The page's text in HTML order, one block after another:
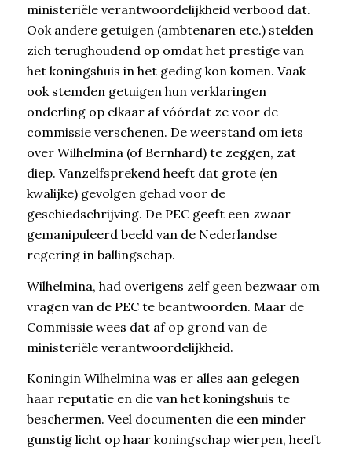
ministeriële verantwoordelijkheid verbood dat.
Ook andere getuigen (ambtenaren etc.) stelden
zich terughoudend op omdat het prestige van
het koningshuis in het geding kon komen. Vaak
ook stemden getuigen hun verklaringen
onderling op elkaar af vóórdat ze voor de
commissie verschenen. De weerstand om iets
over Wilhelmina (of Bernhard) te zeggen, zat
diep. Vanzelfsprekend heeft dat grote (en
kwalijke) gevolgen gehad voor de
geschiedschrijving. De PEC geeft een zwaar
gemanipuleerd beeld van de Nederlandse
regering in ballingschap.
Wilhelmina, had overigens zelf geen bezwaar om
vragen van de PEC te beantwoorden. Maar de
Commissie wees dat af op grond van de
ministeriële verantwoordelijkheid.
Koningin Wilhelmina was er alles aan gelegen
haar reputatie en die van het koningshuis te
beschermen. Veel documenten die een minder
gunstig licht op haar koningschap wierpen, heeft